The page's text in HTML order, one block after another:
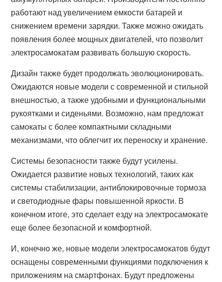
работают над увеличением емкости батарей и
снижением времени зарядки. Также можно ожидать
появления более мощных двигателей, что позволит
электросамокатам развивать большую скорость.
Дизайн также будет продолжать эволюционировать.
Ожидаются новые модели с современной и стильной
внешностью, а также удобными и функциональными
рукоятками и сиденьями. Возможно, нам предложат
самокаты с более компактными складными
механизмами, что облегчит их переноску и хранение.
Системы безопасности также будут усилены.
Ожидается развитие новых технологий, таких как
системы стабилизации, антиблокировочные тормоза
и светодиодные фары повышенной яркости. В
конечном итоге, это сделает езду на электросамокате
еще более безопасной и комфортной.
И, конечно же, новые модели электросамокатов будут
оснащены современными функциями подключения к
приложениям на смартфонах. Будут предложены